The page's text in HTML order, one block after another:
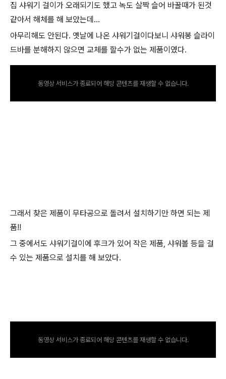
집 샤워기 걸이가 오래되기도 했고 녹도 살짝 슬어 바꿀때가 된것
같아서 해체를 해 보았는데...
아무리해도 안된다. 옛날에 나온 샤워기걸이다보니 샤워봉 슬라이
드바를 분해하지 않으면 교체를 할수가 없는 제품이였다.
동영상 서비스가 종료되어 해당 콘텐츠를 재생할 수 없습니다.
그래서 찾은 제품이 무타공으로 돌려서 설치하기만 하면 되는 제
품!!
그 중에서도 샤워기걸이에 후크가 있어 작은 제품, 샤워볼 등을 걸
수 있는 제품으로 설치를 해 보았다.
동영상 서비스가 종료되어 해당 콘텐츠를 재생할 수 없습니다.